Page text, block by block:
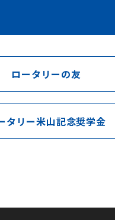
ロータリーの友
タリー米山記念奨学金